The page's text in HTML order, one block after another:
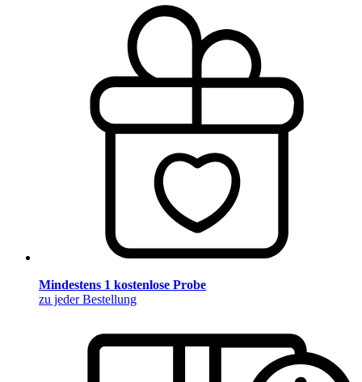
Mindestens 1 kostenlose Probe
zu jeder Bestellung